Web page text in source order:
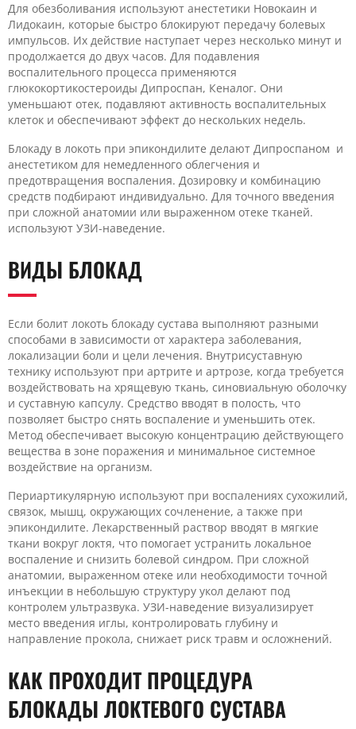
Для обезболивания используют анестетики Новокаин и
Лидокаин, которые быстро блокируют передачу болевых
импульсов. Их действие наступает через несколько минут и
продолжается до двух часов. Для подавления
воспалительного процесса применяются
глюкокортикостероиды Дипроспан, Кеналог. Они
уменьшают отек, подавляют активность воспалительных
клеток и обеспечивают эффект до нескольких недель.
Блокаду в локоть при эпикондилите делают Дипроспаном и
анестетиком для немедленного облегчения и
предотвращения воспаления. Дозировку и комбинацию
средств подбирают индивидуально. Для точного введения
при сложной анатомии или выраженном отеке тканей.
используют УЗИ-наведение.
ВИДЫ БЛОКАД
Если болит локоть блокаду сустава выполняют разными
способами в зависимости от характера заболевания,
локализации боли и цели лечения. Внутрисуставную
технику используют при артрите и артрозе, когда требуется
воздействовать на хрящевую ткань, синовиальную оболочку
и суставную капсулу. Средство вводят в полость, что
позволяет быстро снять воспаление и уменьшить отек.
Метод обеспечивает высокую концентрацию действующего
вещества в зоне поражения и минимальное системное
воздействие на организм.
Периартикулярную используют при воспалениях сухожилий,
связок, мышц, окружающих сочленение, а также при
эпикондилите. Лекарственный раствор вводят в мягкие
ткани вокруг локтя, что помогает устранить локальное
воспаление и снизить болевой синдром. При сложной
анатомии, выраженном отеке или необходимости точной
инъекции в небольшую структуру укол делают под
контролем ультразвука. УЗИ-наведение визуализирует
место введения иглы, контролировать глубину и
направление прокола, снижает риск травм и осложнений.
КАК ПРОХОДИТ ПРОЦЕДУРА
БЛОКАДЫ ЛОКТЕВОГО СУСТАВА